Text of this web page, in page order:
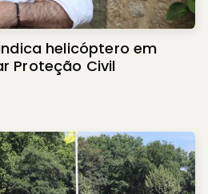
helicóptero em
Proteção Civil